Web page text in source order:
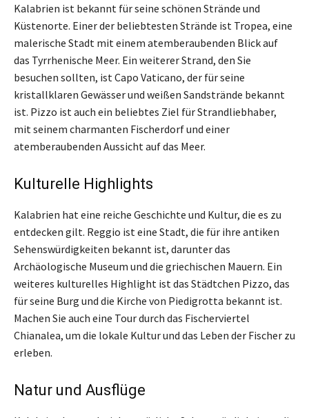
Kalabrien ist bekannt für seine schönen Strände und
Küstenorte. Einer der beliebtesten Strände ist Tropea, eine
malerische Stadt mit einem atemberaubenden Blick auf
das Tyrrhenische Meer. Ein weiterer Strand, den Sie
besuchen sollten, ist Capo Vaticano, der für seine
kristallklaren Gewässer und weißen Sandstrände bekannt
ist. Pizzo ist auch ein beliebtes Ziel für Strandliebhaber,
mit seinem charmanten Fischerdorf und einer
atemberaubenden Aussicht auf das Meer.
Kulturelle Highlights
Kalabrien hat eine reiche Geschichte und Kultur, die es zu
entdecken gilt. Reggio ist eine Stadt, die für ihre antiken
Sehenswürdigkeiten bekannt ist, darunter das
Archäologische Museum und die griechischen Mauern. Ein
weiteres kulturelles Highlight ist das Städtchen Pizzo, das
für seine Burg und die Kirche von Piedigrotta bekannt ist.
Machen Sie auch eine Tour durch das Fischerviertel
Chianalea, um die lokale Kultur und das Leben der Fischer zu
erleben.
Natur und Ausflüge